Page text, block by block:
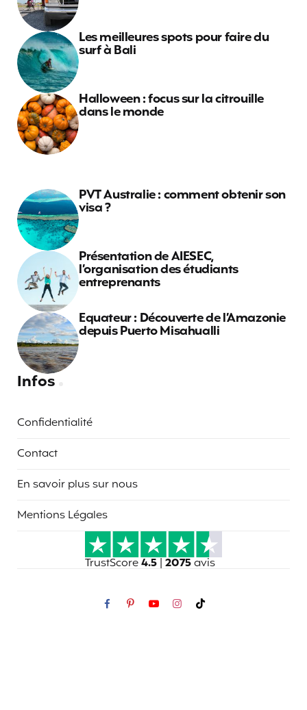
Les meilleures spots pour faire du
surf à Bali
Halloween : focus sur la citrouille
dans le monde
PVT Australie : comment obtenir son
visa ?
Présentation de AIESEC,
l’organisation des étudiants
entreprenants
Equateur : Découverte de l’Amazonie
depuis Puerto Misahualli
Infos
Confidentialité
Contact
En savoir plus sur nous
Mentions Légales
TrustScore4.5 | 2075avis